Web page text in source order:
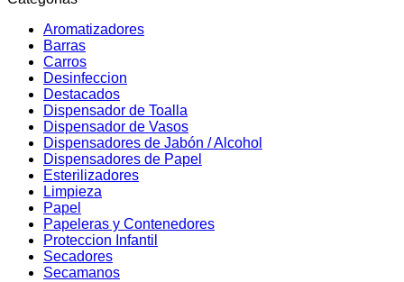
Aromatizadores
Barras
Carros
Desinfeccion
Destacados
Dispensador de Toalla
Dispensador de Vasos
Dispensadores de Jabón / Alcohol
Dispensadores de Papel
Esterilizadores
Limpieza
Papel
Papeleras y Contenedores
Proteccion Infantil
Secadores
Secamanos